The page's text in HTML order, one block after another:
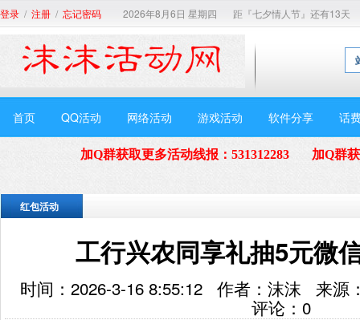
登录 / 注册 / 忘记密码 2026年8月6日 星期四 距『七夕情人节』还有13天
首页 QQ活动 网络活动 游戏活动 软件分享 话
加Q群获取更多活动线报 ： 531312283 加Q群
红包活动
工行兴农同享礼抽5元微
时间：2026-3-16 8:55:12 作者：沫沫 来源
评论： 0